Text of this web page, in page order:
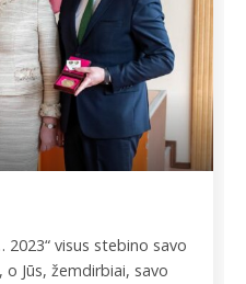
visus stebino savo
Jūs, žemdirbiai, savo